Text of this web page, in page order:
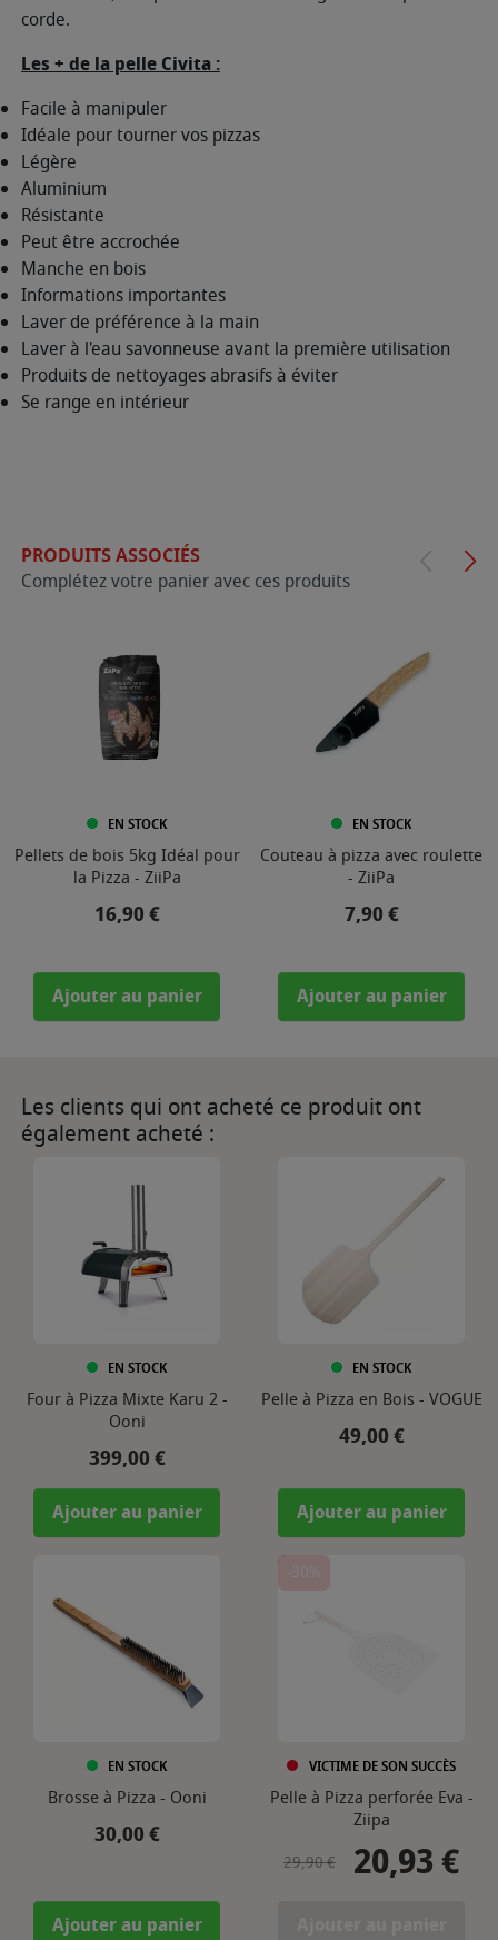
corde.
Les + de la pelle Civita :
Facile à manipuler
Idéale pour tourner vos pizzas
Légère
Aluminium
Résistante
Peut être accrochée
Manche en bois
Informations importantes
Laver de préférence à la main
Laver à l'eau savonneuse avant la première utilisation
Produits de nettoyages abrasifs à éviter
Se range en intérieur
PRODUITS ASSOCIÉS
Complétez votre panier avec ces produits
EN STOCK
Pellets de bois 5kg Idéal pour
la Pizza - ZiiPa
Prix
16,90 €
Ajouter au panier
EN STOCK
Couteau à pizza avec roulette
- ZiiPa
Prix
7,90 €
Ajouter au panier
Les clients qui ont acheté ce produit ont
également acheté :
EN STOCK
Four à Pizza Mixte Karu 2 -
Ooni
Prix
399,00 €
Ajouter au panier
EN STOCK
Pelle à Pizza en Bois - VOGUE
Prix
49,00 €
Ajouter au panier
EN STOCK
Brosse à Pizza - Ooni
Prix
30,00 €
Ajouter au panier
VICTIME DE SON SUCCÈS
Pelle à Pizza perforée Eva -
Ziipa
Prix de base
29,90 € Prix
20,93 €